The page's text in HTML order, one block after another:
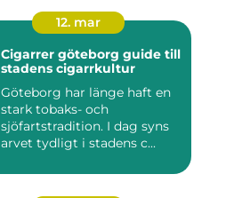
12. mar
Cigarrer göteborg guide till
stadens cigarrkultur
Göteborg har länge haft en
stark tobaks- och
sjöfartstradition. I dag syns
arvet tydligt i stadens c...